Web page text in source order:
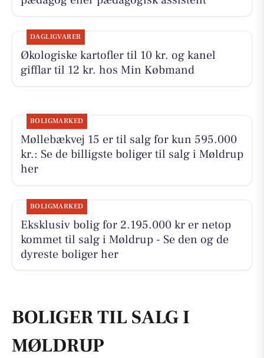
DAGLIGVARER
Økologiske kartofler til 10 kr. og kanel
gifflar til 12 kr. hos Min Købmand
BOLIGMARKED
Møllebækvej 15 er til salg for kun 595.000
kr.: Se de billigste boliger til salg i Møldrup
her
BOLIGMARKED
Eksklusiv bolig for 2.195.000 kr er netop
kommet til salg i Møldrup - Se den og de
dyreste boliger her
BOLIGER TIL SALG I
MØLDRUP